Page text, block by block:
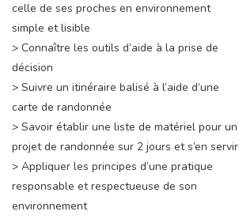
celle de ses proches en environnement
simple et lisible
> Connaître les outils d’aide à la prise de
décision
> Suivre un itinéraire balisé à l’aide d’une
carte de randonnée
> Savoir établir une liste de matériel pour un
projet de randonnée sur 2 jours et s’en servir
> Appliquer les principes d’une pratique
responsable et respectueuse de son
environnement